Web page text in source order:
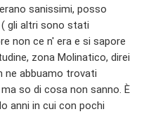
sanissimi, posso
gli altri sono stati
non ce n' era e si sapore
zona Molinatico, direi
ne abbuamo trovati
so di cosa non sanno. È
anni in cui con pochi